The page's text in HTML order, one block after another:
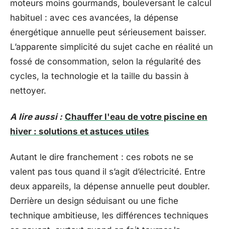
moteurs moins gourmands, bouleversant le calcul
habituel : avec ces avancées, la dépense
énergétique annuelle peut sérieusement baisser.
L’apparente simplicité du sujet cache en réalité un
fossé de consommation, selon la régularité des
cycles, la technologie et la taille du bassin à
nettoyer.
A lire aussi : Chauffer l'eau de votre piscine en
hiver : solutions et astuces utiles
Autant le dire franchement : ces robots ne se
valent pas tous quand il s’agit d’électricité. Entre
deux appareils, la dépense annuelle peut doubler.
Derrière un design séduisant ou une fiche
technique ambitieuse, les différences techniques